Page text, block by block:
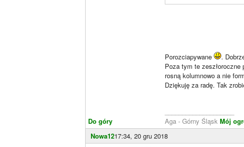
Do góry
Porozciapywane .
Poza tym te
rosną kolumnowo a nie
Dziękuję za radę. Tak
Aga - Górny Śląsk Mój
Nowa1217:34, 20 gru 2018